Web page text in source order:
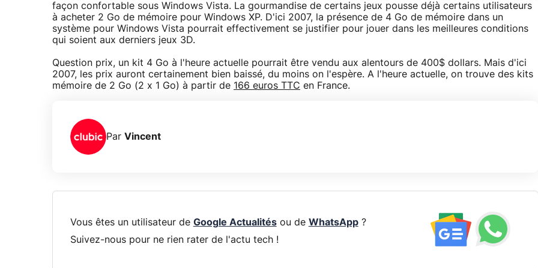
façon confortable sous Windows Vista. La gourmandise de certains jeux pousse déjà certains utilisateurs
à acheter 2 Go de mémoire pour Windows XP. D'ici 2007, la présence de 4 Go de mémoire dans un
système pour Windows Vista pourrait effectivement se justifier pour jouer dans les meilleures conditions
qui soient aux derniers jeux 3D.
Question prix, un kit 4 Go à l'heure actuelle pourrait être vendu aux alentours de 400$ dollars. Mais d'ici
2007, les prix auront certainement bien baissé, du moins on l'espère. A l'heure actuelle, on trouve des kits
mémoire de 2 Go (2 x 1 Go) à partir de 166 euros TTC en France.
Par Vincent
Vous êtes un utilisateur de Google Actualitésou de WhatsApp?
Suivez-nous pour ne rien rater de l'actu tech !